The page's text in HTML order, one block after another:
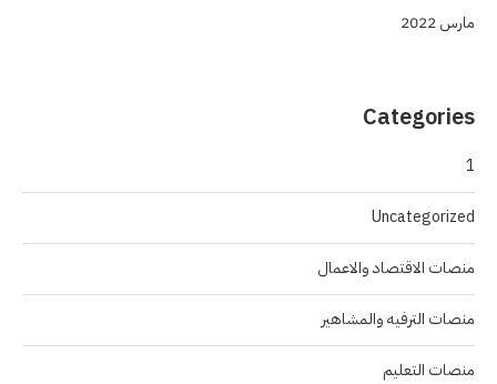
مارس 2022
Categories
1
Uncategorized
منصات الاقتصاد والاعمال
منصات الترفيه والمشاهير
منصات التعليم